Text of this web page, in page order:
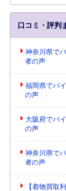
口コミ・評判
神奈川県で
者の声
福岡県でバ
の声
大阪府でバ
の声
神奈川県で
者の声
【着物買取